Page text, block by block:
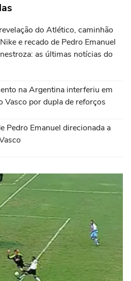
do Atlético, caminhão
e recado de Pedro Emanuel
as últimas notícias do
na Argentina interferiu em
Vasco por dupla de reforços
Pedro Emanuel direcionada a